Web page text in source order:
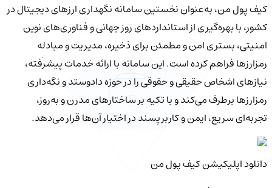
کیف‌ پول من، به‌عنوان نخستین سامانه نگهداری ارزهای دیجیتال در
کشور، با بهره‌گیری از استانداردهای روز جهانی و فناوری‌های نوین
امنیتی، بستری امن و مطمئن برای ذخیره، مدیریت و مبادله
رمزارزها فراهم کرده است. این سامانه با ارائه خدمات پیشرفته،
نیازهای اشخاص حقیقی و حقوقی را در حوزه دادوستد و نگه‌داری
رمزارزها برطرف می‌کند و با تکیه بر ساختارهای مدرن و به‌روز،
تجربه‌ای سریع، ایمن و کاربرپسند در اختیار آن‌ها قرار می‌دهد.
دانلود اپلیکیشن کیف‌ پول من